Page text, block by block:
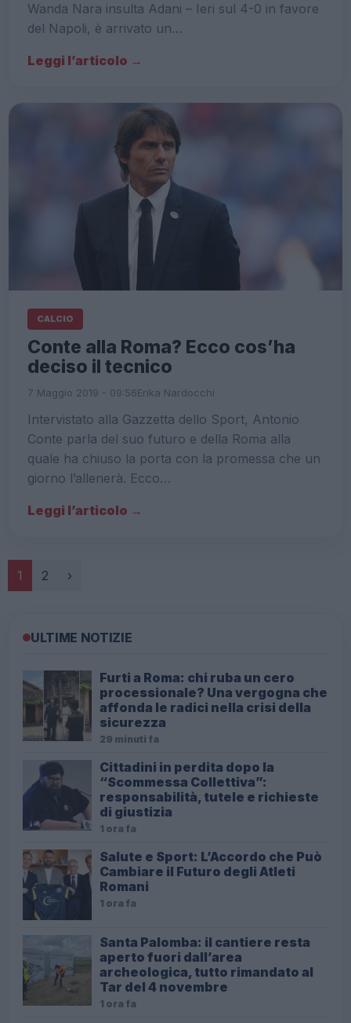
Wanda Nara insulta Adani – Ieri sul 4-0 in favore
del Napoli, è arrivato un…
Leggi l’articolo →
CALCIO
Conte alla Roma? Ecco cos’ha
deciso il tecnico
7 Maggio 2019 - 09:56Erika Nardocchi
Intervistato alla Gazzetta dello Sport, Antonio
Conte parla del suo futuro e della Roma alla
quale ha chiuso la porta con la promessa che un
giorno l’allenerà. Ecco…
Leggi l’articolo →
Paginazione
1 2 ›
ULTIME NOTIZIE
Furti a Roma: chi ruba un cero
processionale? Una vergogna che
affonda le radici nella crisi della
sicurezza
29 minuti fa
Cittadini in perdita dopo la
“Scommessa Collettiva”:
responsabilità, tutele e richieste
di giustizia
1 ora fa
Salute e Sport: L’Accordo che Può
Cambiare il Futuro degli Atleti
Romani
1 ora fa
Santa Palomba: il cantiere resta
aperto fuori dall’area
archeologica, tutto rimandato al
Tar del 4 novembre
1 ora fa